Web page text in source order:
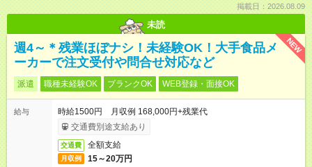
掲載日：2026.08.09
未読
NEW
週4～＊残業ほぼナシ！未経験OK！大手食品メ
ーカーで注文受付や問合せ対応など
派遣 職種未経験OK ブランクOK WEB登録・面接OK
給与
時給1500円 月収例 168,000円+残業代
交通費別途支給あり
交通費 全額支給
月収例 15～20万円